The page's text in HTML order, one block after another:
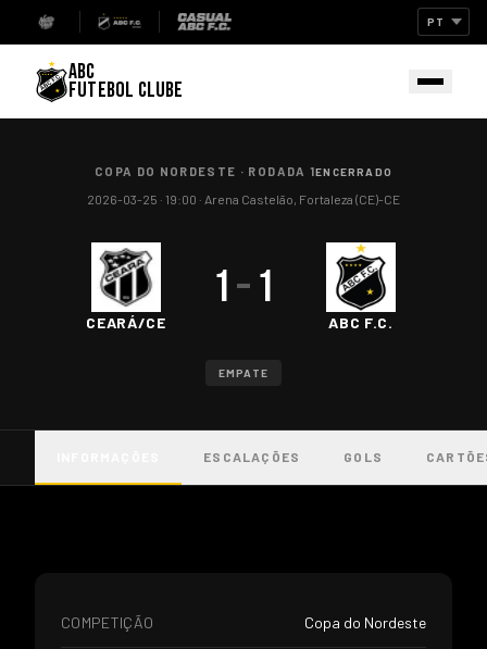
ABC
FUTEBOL CLUBE
COPA DO NORDESTE · RODADA 1ENCERRADO
2026-03-25 · 19:00 · Arena Castelão, Fortaleza (CE)-CE
CEARÁ/CE
1–1
ABC F.C.
EMPATE
ESCALAÇÕES GOLS
COMPETIÇÃO Copa do Nordeste